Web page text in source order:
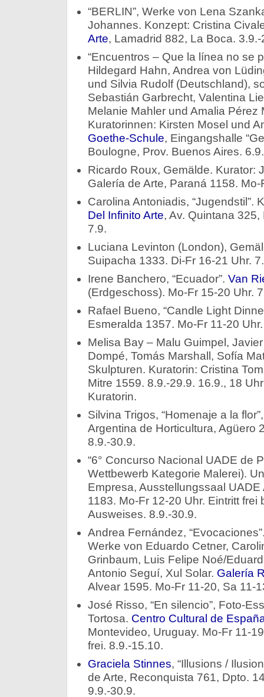
“BERLIN”, Werke von Lena
Johannes. Konzept: Cristina
Arte, Lamadrid 882, La Boca. 3.9.-
“Encuentros – Que la línea no se
Hildegard Hahn, Andrea von
und Silvia Rudolf (Deutschland),
Sebastián Garbrecht, Valentina
Melanie Mahler und Amalia Pérez
Kuratorinnen: Kirsten Mosel und
Goethe-Schule, Eingangshalle
Boulogne, Prov. Buenos Aires.
Ricardo Roux, Gemälde. Kurator:
Galería de Arte, Paraná 1158.
Carolina Antoniadis, “Jugendstil”.
Del Infinito Arte, Av. Quintana
7.9.
Luciana Levinton (London),
Suipacha 1333. Di-Fr 16-21 Uhr.
Irene Banchero, “Ecuador”. Van
(Erdgeschoss). Mo-Fr 15-20 Uhr.
Rafael Bueno, “Candle Light
Esmeralda 1357. Mo-Fr 11-20
Melisa Bay – Malu Guimpel,
Dompé, Tomás Marshall, Sofía
Skulpturen. Kuratorin: Cristina
Mitre 1559. 8.9.-29.9. 16.9., 18
Kuratorin.
Silvina Trigos, “Homenaje a la
Argentina de Horticultura, Agüero
8.9.-30.9.
“6° Concurso Nacional UADE de
Wettbewerb Kategorie Malerei).
Empresa, Ausstellungssaal
1183. Mo-Fr 12-20 Uhr. Eintritt frei
Ausweises. 8.9.-30.9.
Andrea Fernández,
Werke von Eduardo Cetner,
Grinbaum, Luis Felipe Noé/
Antonio Seguí, Xul Solar. Galería
Alvear 1595. Mo-Fr 11-20, Sa 11-
José Risso, “En silencio”, Foto-
Tortosa. Centro Cultural de
Montevideo, Uruguay. Mo-Fr 11-
frei. 8.9.-15.10.
Graciela Stinnes, “Illusions /
de Arte, Reconquista 761, Dpto.
9.9.-30.9.